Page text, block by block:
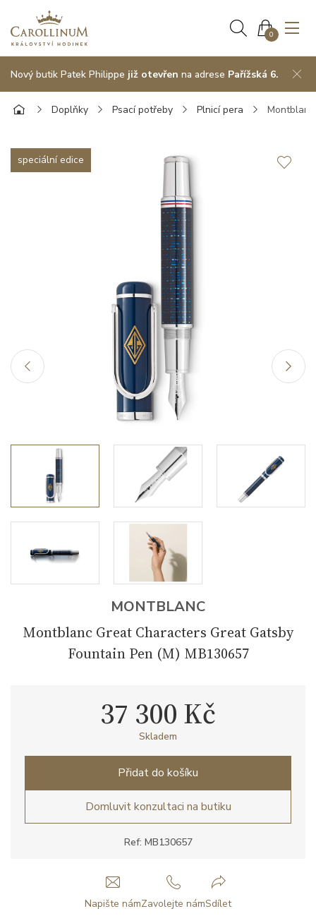
0
Nový butik Patek Philippe již otevřen na adrese Pařížská 6.
Doplňky Psací potřeby Plnicí pera
speciální edice
MONTBLANC
Montblanc Great Characters Great Gatsby
Fountain Pen (M) MB130657
Ref: MB130657
37 300 Kč
Skladem
Přidat do košíku
Domluvit konzultaci na butiku
Napište námZavolejte námSdílet